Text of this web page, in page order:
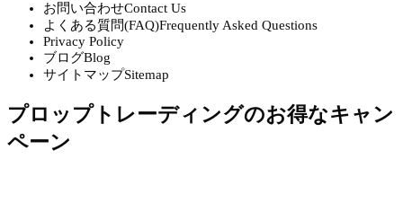
お問い合わせContact Us
よくある質問(FAQ)Frequently Asked Questions
Privacy Policy
ブログBlog
サイトマップSitemap
プロップトレーディングのお得なキャン
ペーン